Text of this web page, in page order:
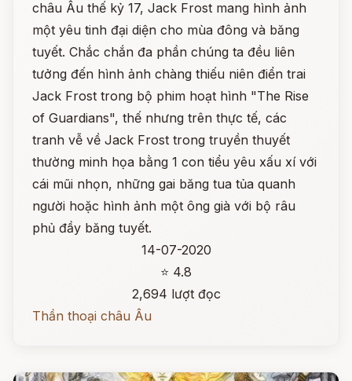
châu Âu thế kỷ 17, Jack Frost mang hình ảnh
một yêu tinh đại diện cho mùa đông và băng
tuyết. Chắc chắn đa phần chúng ta đều liên
tưởng đến hình ảnh chàng thiếu niên điển trai
Jack Frost trong bộ phim hoạt hình "The Rise
of Guardians", thế nhưng trên thực tế, các
tranh vễ về Jack Frost trong truyền thuyết
thường minh họa bằng 1 con tiểu yêu xấu xí với
cái mũi nhọn, những gai băng tua tủa quanh
người hoặc hình ảnh một ông già với bộ râu
phủ đầy băng tuyết.
14-07-2020
⭐ 4.8
2,694 lượt đọc
Thần thoại châu Âu